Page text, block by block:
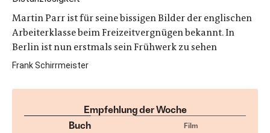
Martin Parr ist für seine bissigen Bilder der englischen
Arbeiterklasse beim Freizeitvergnügen bekannt. In
Berlin ist nun erstmals sein Frühwerk zu sehen
Frank Schirrmeister
Empfehlung der Woche
Buch
Film